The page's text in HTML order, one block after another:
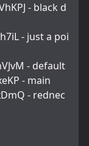
- black d
- just a poi
- default
- main
- rednec